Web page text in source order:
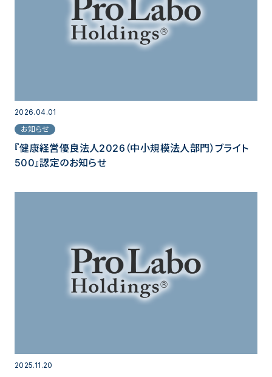
2026.04.01
お知らせ
『健康経営優良法人2026（中小規模法人部門）ブライト
500』認定のお知らせ
2025.11.20